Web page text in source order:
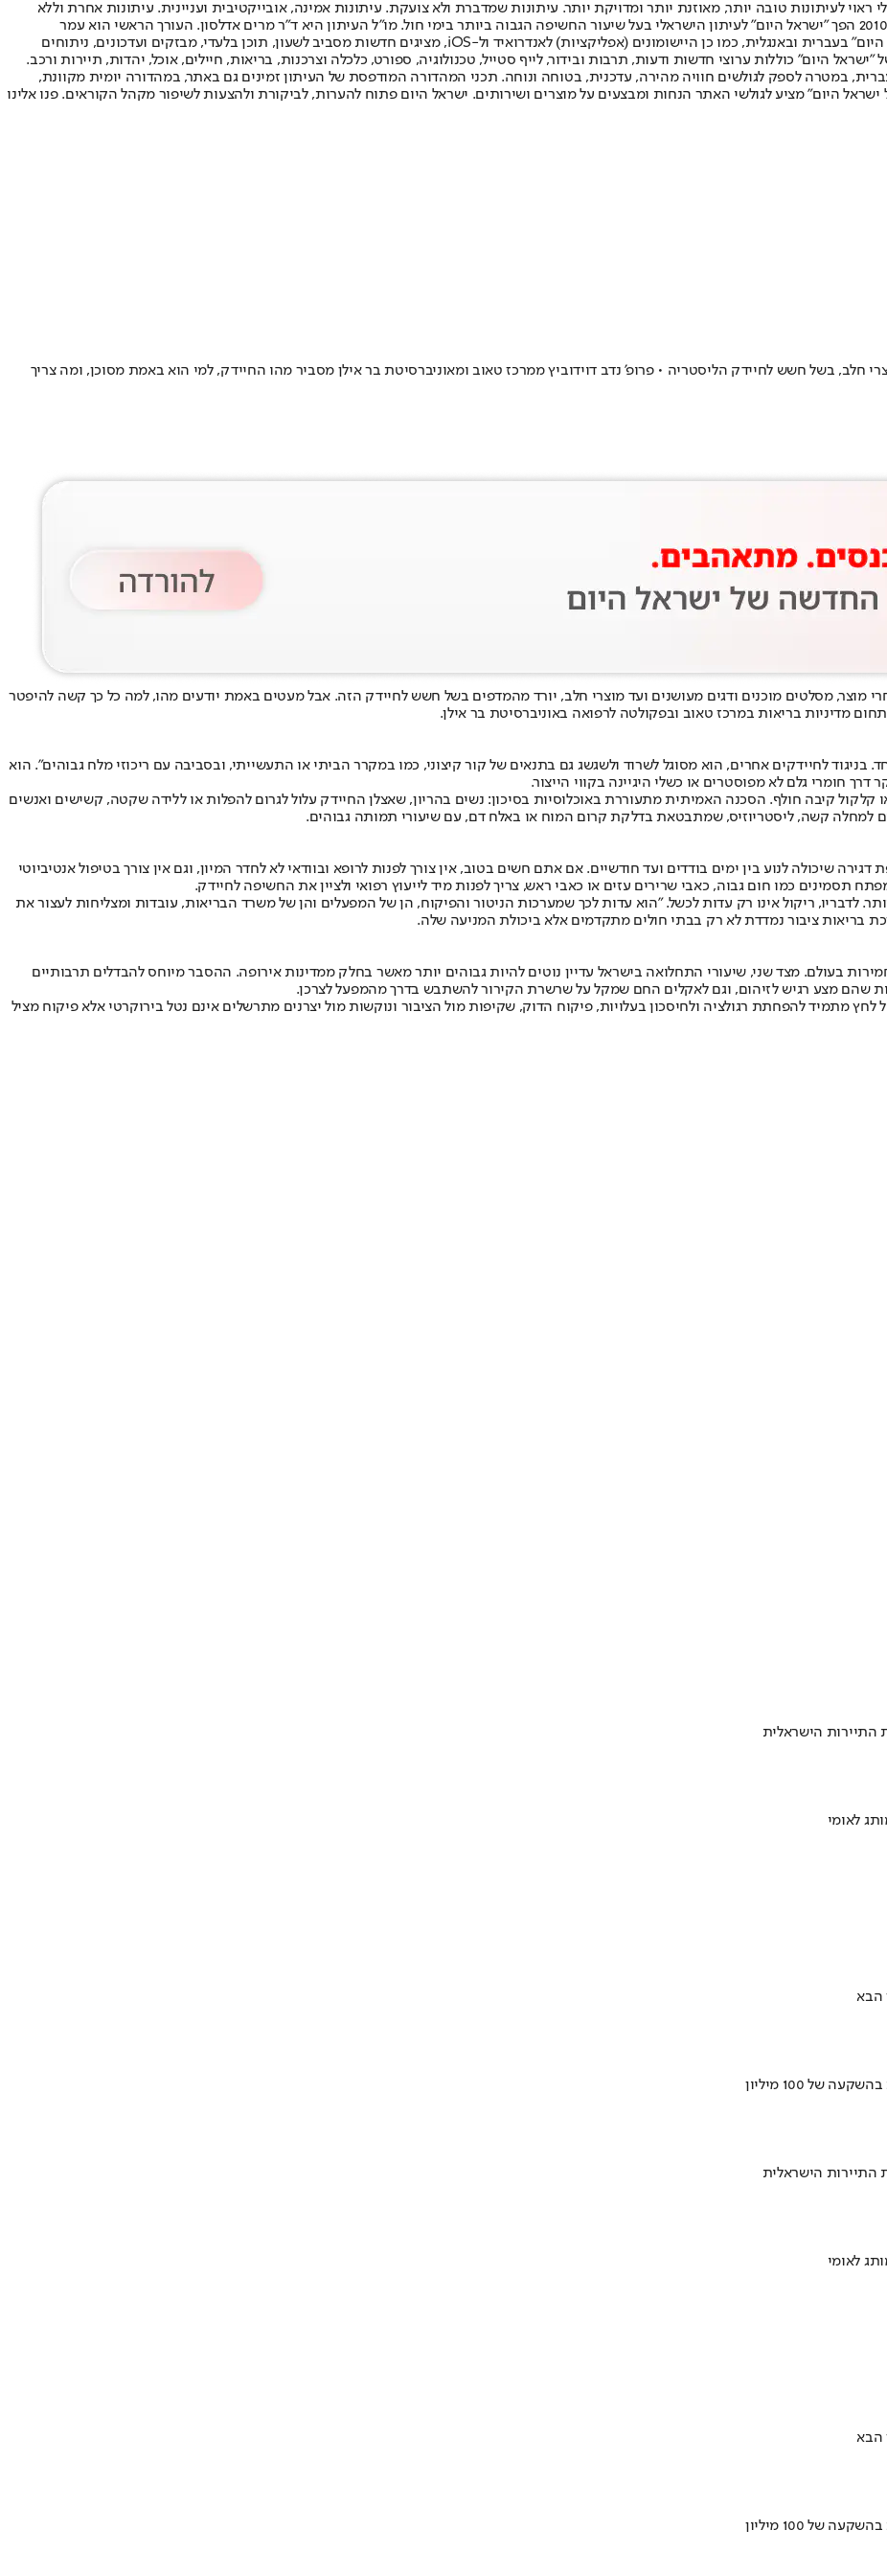
לעיתונות טובה יותר, מאוזנת יותר ומדויקת יותר. עיתונות שמדברת ולא צועקת. עיתונות אמינה, אובייקטיבית ועניינית. עיתונות אחרת וללא
תשלום. המהדורה המודפסת הראשונה פורסמה ב-30 ביולי 2007, וב-2010 הפך "ישראל היום" לעיתון הישראלי בעל שיעור החשיפה הגבוה ביותר בימי חול. מו"ל העיתון היא ד"ר מרים אדלסון. העורך הראשי הוא עמר
לחמנוביץ, והעורך המייסד הוא עמוס רגב. אתרי האינטרנט של "ישראל היום" בעברית ובאנגלית, כמו כן היישומונים (אפליקציות) לאנדרואיד ול-iOS, מציגים חדשות מסביב לשעון, תוכן בלעדי, מבזקים ועדכונים, ניתוחים
היום" כוללות ערוצי חדשות ודעות, תרבות ובידור, לייף סטייל, טכנולוגיה, ספורט, כלכלה וצרכנות, בריאות, חיילים, אוכל, יהדות, תיירות ורכב.
בעברית, במטרה לספק לגולשים חוויה מהירה, עדכנית, בטוחה ונוחה. תכני המהדורה המודפסת של העיתון זמינים גם באתר, במהדורה יומית מקוונת,
היום" מציע לגולשי האתר הנחות ומבצעים על מוצרים ושירותים. ישראל היום פתוח להערות, לביקורת ולהצעות לשיפור מקהל הקוראים. פנו אלינו
חלב, בשל חשש לחיידק הליסטריה • פרופ' נדב דוידוביץ ממרכז טאוב ומאוניברסיטת בר אילן מסביר מהו החיידק, למי הוא באמת מסוכן, ומה צריך
מוצר, מסלטים מוכנים ודגים מעושנים ועד מוצרי חלב, יורד מהמדפים בשל חשש לחיידק הזה. אבל מעטים באמת יודעים מהו, למה כל כך קשה להיפטר
מדיניות בריאות במרכז טאוב ובפקולטה לרפואה באוניברסיטת בר אילן.
בניגוד לחיידקים אחרים, הוא מסוגל לשרוד ולשגשג גם בתנאים של קור קיצוני, כמו במקרר הביתי או התעשייתי, ובסביבה עם ריכוזי מלח גבוהים". הוא
חומרי גלם לא מפוסטרים או כשלי היגיינה בקווי הייצור.
קיבה חולף. הסכנה האמיתית מתעוררת באוכלוסיות בסיכון: נשים בהריון, שאצלן החיידק עלול לגרום להפלות או ללידה שקטה, קשישים ואנשים
למחלה קשה, ליסטריוזיס, שמתבטאת בדלקת קרום המוח או באלח דם, עם שיעורי תמותה גבוהים.
שיכולה לנוע בין ימים בודדים ועד חודשיים. אם אתם חשים בטוב, אין צורך לפנות לרופא ובוודאי לא לחדר המיון, וגם אין צורך בטיפול אנטיביוטי
תסמינים כמו חום גבוה, כאבי שרירים עזים או כאבי ראש, צריך לפנות מיד לייעוץ רפואי ולציין את החשיפה לחיידק.
לדבריו, ריקול אינו רק עדות לכשל. "הוא עדות לכך שמערכות הניטור והפיקוח, הן של המפעלים והן של משרד הבריאות, עובדות ומצליחות לעצור את
בריאות ציבור נמדדת לא רק בבתי חולים מתקדמים אלא ביכולת המניעה שלה.
בעולם. מצד שני, שיעורי התחלואה בישראל עדיין נוטים להיות גבוהים יותר מאשר בחלק ממדינות אירופה. ההסבר מיוחס להבדלים תרבותיים
שהם מצע רגיש לזיהום, וגם לאקלים החם שמקל על שרשרת הקירור להשתבש בדרך מהמפעל לצרכן.
לחץ מתמיד להפחתת רגולציה ולחיסכון בעלויות, פיקוח הדוק, שקיפות מול הציבור ונוקשות מול יצרנים מתרשלים אינם נטל בירוקרטי אלא פיקוח מציל
הישראלית
הבא
הישראלית
הבא